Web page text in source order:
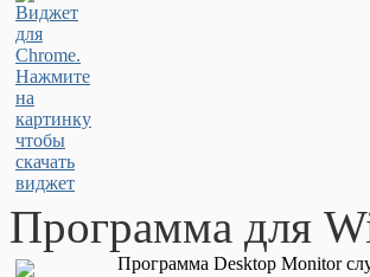
Программа для
Программа Desktop Monitor